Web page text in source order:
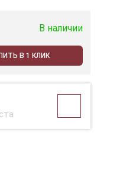
В наличии
В 1 КЛИК